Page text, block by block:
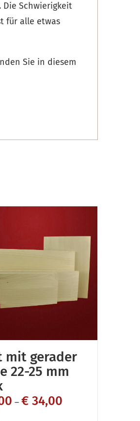
Die Schwierigkeit
für alle etwas
Sie in diesem
mit gerader
22-25 mm
– €34,00